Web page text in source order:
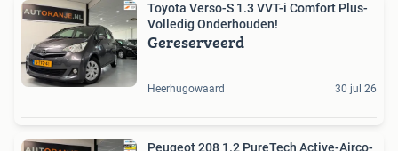
Toyota Verso-S 1.3 VVT-i Comfort Plus-
Volledig Onderhouden!
Gereserveerd
Heerhugowaard 30 jul 26
Peugeot 208 1.2 PureTech Active-Airco-